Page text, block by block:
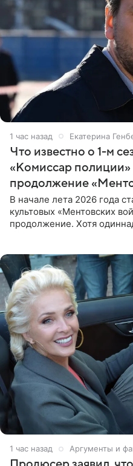
1 час назад Екатерина
Что известно о 1-м
«Комиссар полиции»
продолжение
В начале лета 2026 года
культовых «Ментовских
продолжение. Хотя
1 час назад Аргументы и